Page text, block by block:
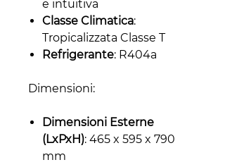
e intuitiva
Classe Climatica:
Tropicalizzata Classe T
Refrigerante: R404a
Dimensioni:
Dimensioni Esterne
(LxPxH): 465 x 595 x 790
mm